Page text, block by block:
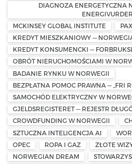
DIAGNOZA ENERGETYCZNA
MCKINSEY GLOBAL INSTITUTE
KREDYT MIESZKANIOWY —
KREDYT KONSUMENCKI —
OBRÓT NIERUCHOMOŚCIAMI W
BADANIE RYNKU W NORWEGII
BEZPŁATNA POMOC PRAWNA — „FRI
SAMOCHÓD ELEKTRYCZNY W
GJELDSREGISTERET — REJESTR
CROWDFUNDING W NORWEGII
SZTUCZNA INTELIGENCJA AI
OPEC
ROPA I GAZ ZŁOTE
NORWEGIAN DREAM